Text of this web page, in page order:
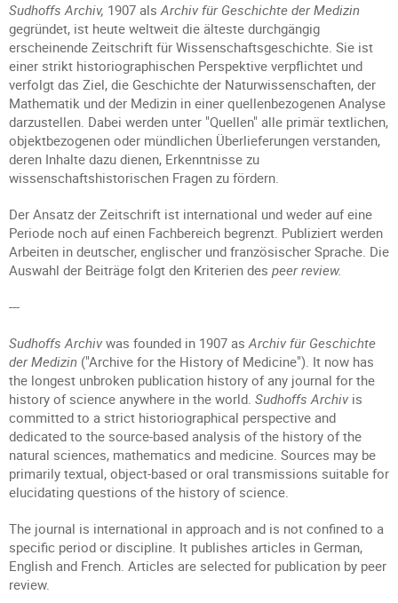
Sudhoffs Archiv, 1907 alsArchiv für Geschichte der Medizin
gegründet, ist heute weltweit die älteste durchgängig
erscheinende Zeitschrift für Wissenschaftsgeschichte. Sie ist
einer strikt historiographischen Perspektive verpflichtet und
verfolgt das Ziel, die Geschichte der Naturwissenschaften, der
Mathematik und der Medizin in einer quellenbezogenen Analyse
darzustellen. Dabei werden unter "Quellen" alle primär textlichen,
objektbezogenen oder mündlichen Überlieferungen verstanden,
deren Inhalte dazu dienen, Erkenntnisse zu
wissenschaftshistorischen Fragen zu fördern.
Der Ansatz der Zeitschrift ist international und weder auf eine
Periode noch auf einen Fachbereich begrenzt. Publiziert werden
Arbeiten in deutscher, englischer und französischer Sprache. Die
Auswahl der Beiträge folgt den Kriterien des peer review.
---
Sudhoffs Archiv was founded in 1907 asArchiv für Geschichte
der Medizin ("Archive for the History of Medicine"). It now has
the longest unbroken publication history of any journal for the
history of science anywhere in the world. Sudhoffs Archiv is
committed to a strict historiographical perspective and
dedicated to the source-based analysis of the history of the
natural sciences, mathematics and medicine. Sources may be
primarily textual, object-based or oral transmissions suitable for
elucidating questions of the history of science.
The journal is international in approach and is not confined to a
specific period or discipline. It publishes articles in German,
English and French. Articles are selected for publication by peer
review.